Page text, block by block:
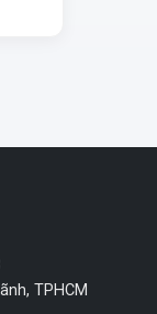
TPHCM